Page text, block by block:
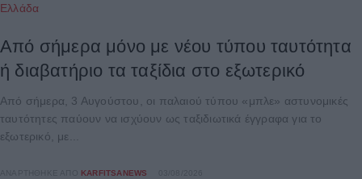
Ελλάδα
Από σήμερα μόνο με νέου τύπου ταυτότητα
ή διαβατήριο τα ταξίδια στο εξωτερικό
Από σήμερα, 3 Αυγούστου, οι παλαιού τύπου «μπλε» αστυνομικές
ταυτότητες παύουν να ισχύουν ως ταξιδιωτικά έγγραφα για το
εξωτερικό, με...
ΑΝΑΡΤΉΘΗΚΕ ΑΠΌ KARFITSANEWS